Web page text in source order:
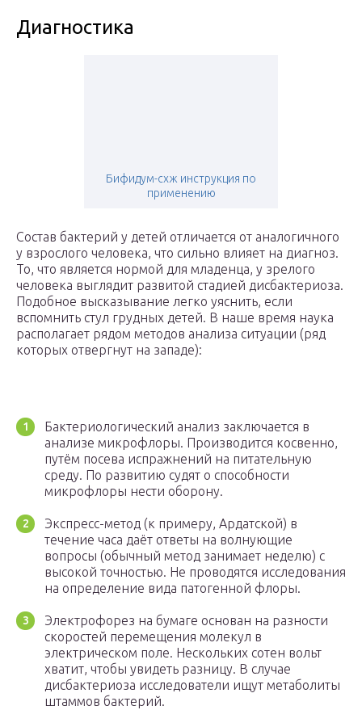
Диагностика
Бифидум-схж инструкция по
применению
Состав бактерий у детей отличается от аналогичного
у взрослого человека, что сильно влияет на диагноз.
То, что является нормой для младенца, у зрелого
человека выглядит развитой стадией дисбактериоза.
Подобное высказывание легко уяснить, если
вспомнить стул грудных детей. В наше время наука
располагает рядом методов анализа ситуации (ряд
которых отвергнут на западе):
Бактериологический анализ заключается в
анализе микрофлоры. Производится косвенно,
путём посева испражнений на питательную
среду. По развитию судят о способности
микрофлоры нести оборону.
Экспресс-метод (к примеру, Ардатской) в
течение часа даёт ответы на волнующие
вопросы (обычный метод занимает неделю) с
высокой точностью. Не проводятся исследования
на определение вида патогенной флоры.
Электрофорез на бумаге основан на разности
скоростей перемещения молекул в
электрическом поле. Нескольких сотен вольт
хватит, чтобы увидеть разницу. В случае
дисбактериоза исследователи ищут метаболиты
штаммов бактерий.